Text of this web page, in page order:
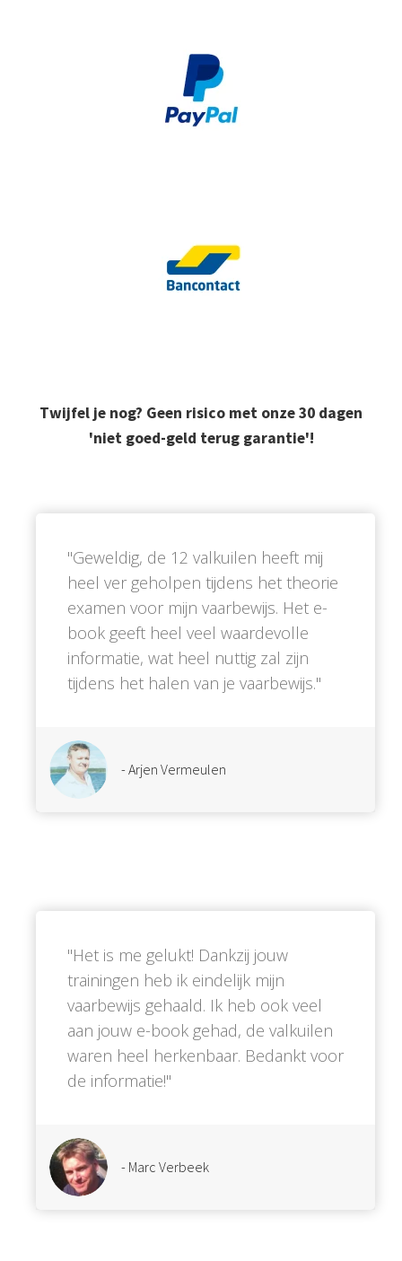
Twijfel je nog? Geen risico met onze 30 dagen
'niet goed-geld terug garantie'!
''Geweldig, de 12 valkuilen heeft mij
heel ver geholpen tijdens het theorie
examen voor mijn vaarbewijs. Het e-
book geeft heel veel waardevolle
informatie, wat heel nuttig zal zijn
tijdens het halen van je vaarbewijs.''
- Arjen Vermeulen
''Het is me gelukt! Dankzij jouw
trainingen heb ik eindelijk mijn
vaarbewijs gehaald. Ik heb ook veel
aan jouw e-book gehad, de valkuilen
waren heel herkenbaar. Bedankt voor
de informatie!''
- Marc Verbeek